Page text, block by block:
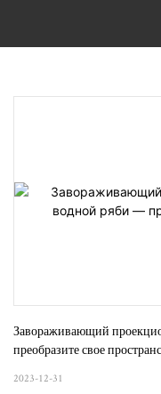
Завораживающий
преобразите свое
2023-12-31